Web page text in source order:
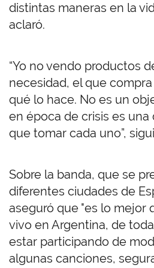
distintas maneras en la
aclaró.
“Yo no vendo productos
necesidad, el que
qué lo hace. No es un
en época de crisis es
que tomar cada uno”,
Sobre la banda, que se
diferentes ciudades de
aseguró que "es lo mejor
vivo en Argentina, de
estar participando de
algunas canciones,